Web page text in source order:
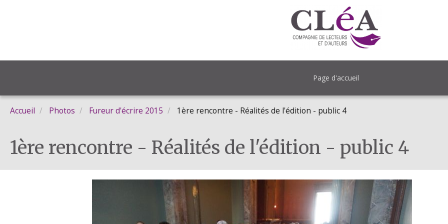
Page d'accueil
Accueil Photos Fureur d'écrire 2015 1ère rencontre - Réalités de l'édition - public 4
1ère rencontre - Réalités de l'édition - public 4